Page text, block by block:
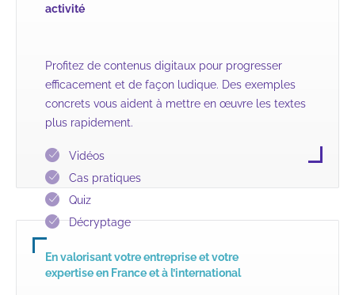
activité
Profitez de contenus digitaux pour progresser
efficacement et de façon ludique. Des exemples
concrets vous aident à mettre en œuvre les textes
plus rapidement.
Vidéos
Cas pratiques
Quiz
Décryptage
En valorisant votre entreprise et votre
expertise en France et à l’international